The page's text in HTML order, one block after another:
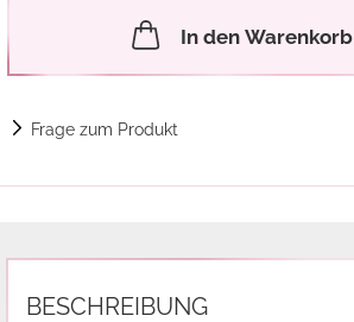
In den Warenkorb
Frage zum Produkt
BESCHREIBUNG